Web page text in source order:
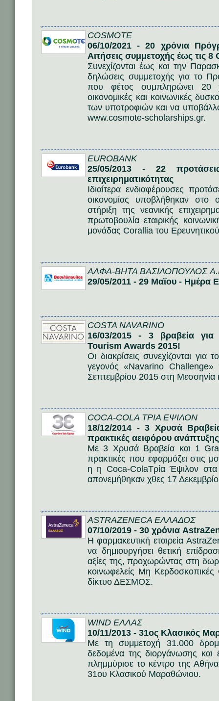
COSMOTE
06/10/2021 - 20 χρόνια
Αιτήσεις συμμετοχής έως τις
Συνεχίζονται έως και την
δηλώσεις συμμετοχής για το
που φέτος συμπληρώνει 20
οικονομικές και κοινωνικές
των υποτροφιών και να
www.cosmote-scholarships.gr.
EUROBANK
25/05/2013 - 22
επιχειρηματικότητας
Ιδιαίτερα ενδιαφέρουσες
οικονομίας υποβλήθηκαν στο
στήριξη της νεανικής
πρωτοβουλία εταιρικής
μονάδας Corallia του
ΑΛΦΑ-ΒΗΤΑ ΒΑΣΙΛΟΠΟΥΛΟΣ
29/05/2011 - 29 Μαΐου - Ημέρα
COSTA NAVARINO
16/03/2015 - 3 βραβεία
Tourism Awards 2015!
Οι διακρίσεις συνεχίζονται για
γεγονός «Navarino Challenge»
Σεπτεμβρίου 2015 στη
COCA-COLA ΤΡΙΑ ΕΨΙΛΟΝ
18/12/2014 - 3 Χρυσά
πρακτικές αειφόρου
Με 3 Χρυσά Βραβεία και 1
πρακτικές που εφαρμόζει στις
η η Coca-ColaΤρία Έψιλον
απονεμήθηκαν χθες 17
ASTRAZENECA ΕΛΛΑΔΟΣ
07/10/2019 - 30 χρόνια
Η φαρμακευτική εταιρεία
να δημιουργήσει θετική
αξίες της, προχωρώντας στη
κοινωφελείς Μη
δίκτυο ΔΕΣΜΟΣ.
WIND ΕΛΛΑΣ
10/11/2013 - 31ος Κλασικός
Με τη συμμετοχή 31.000
δεδομένα της διοργάνωσης και
πλημμύρισε το κέντρο της
31ου Κλασικού Μαραθώνιου.